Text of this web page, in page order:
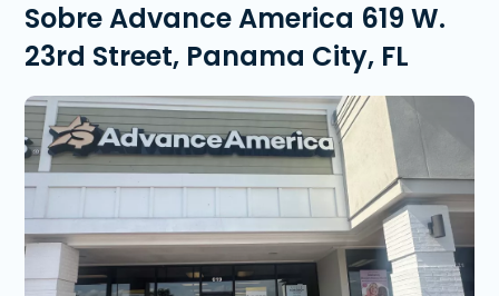
Sobre Advance America 619 W.
23rd Street, Panama City, FL